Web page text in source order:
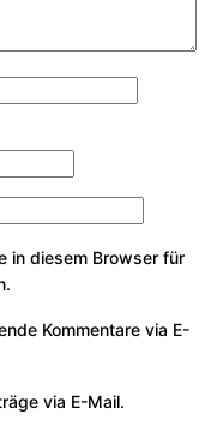
in diesem Browser für
Kommentare via E-
via E-Mail.